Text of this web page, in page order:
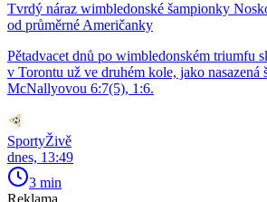
Tvrdý náraz wimbledonské šampionky
od průměrné Američanky
Pětadvacet dnů po wimbledonském triumfu
v Torontu už ve druhém kole, jako nasazená
McNallyovou 6:7(5), 1:6.
SportyŽivě
dnes, 13:49
3 min